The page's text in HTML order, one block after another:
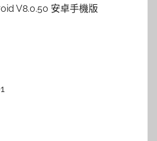
V8.0.50 安卓手機版